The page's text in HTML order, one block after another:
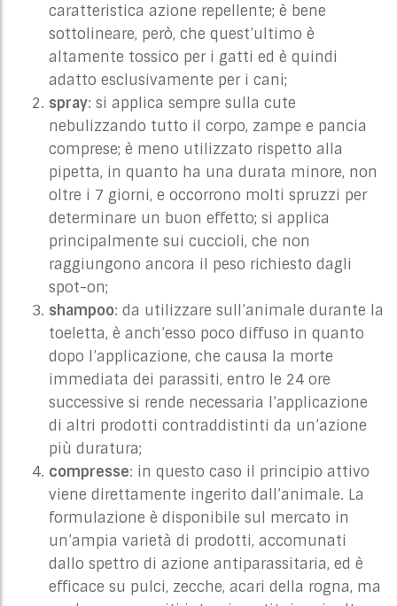
caratteristica azione repellente; è bene
sottolineare, però, che quest’ultimo è
altamente tossico per i gatti ed è quindi
adatto esclusivamente per i cani;
spray: si applica sempre sulla cute
nebulizzando tutto il corpo, zampe e pancia
comprese; è meno utilizzato rispetto alla
pipetta, in quanto ha una durata minore, non
oltre i 7 giorni, e occorrono molti spruzzi per
determinare un buon effetto; si applica
principalmente sui cuccioli, che non
raggiungono ancora il peso richiesto dagli
spot-on;
shampoo: da utilizzare sull’animale durante la
toeletta, è anch’esso poco diffuso in quanto
dopo l’applicazione, che causa la morte
immediata dei parassiti, entro le 24 ore
successive si rende necessaria l’applicazione
di altri prodotti contraddistinti da un’azione
più duratura;
compresse: in questo caso il principio attivo
viene direttamente ingerito dall’animale. La
formulazione è disponibile sul mercato in
un’ampia varietà di prodotti, accomunati
dallo spettro di azione antiparassitaria, ed è
efficace su pulci, zecche, acari della rogna, ma